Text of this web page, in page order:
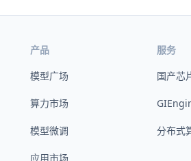
产品
模型广场
算力市场
模型微调
应用市场
服务
国产芯
分布式